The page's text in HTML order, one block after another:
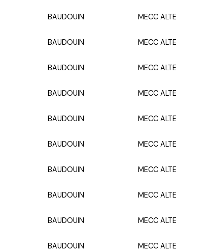
BAUDOUIN MECC ALTE
BAUDOUIN MECC ALTE
BAUDOUIN MECC ALTE
BAUDOUIN MECC ALTE
BAUDOUIN MECC ALTE
BAUDOUIN MECC ALTE
BAUDOUIN MECC ALTE
BAUDOUIN MECC ALTE
BAUDOUIN MECC ALTE
BAUDOUIN MECC ALTE